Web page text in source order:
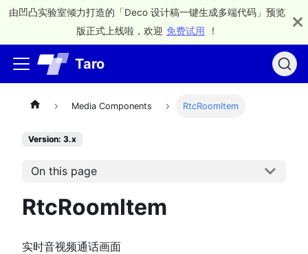
由凹凸实验室倾力打造的「Deco 设计稿一键生成多端代码」预览
版正式上线啦，欢迎 免费试用 ！
Taro
Media Components RtcRoomItem
Version: 3.x
On this page
RtcRoomItem
实时音视频通话画面